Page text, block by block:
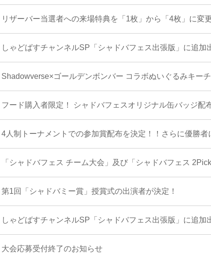
リザーバー当選者への来場特典を「1枚」から「4枚」に変更
しゃどばすチャンネルSP「シャドバフェス出張版」に追加
Shadowverse×ゴールデンボンバー コラボぬいぐるみキー
フード購入者限定！ シャドバフェスオリジナル缶バッジ配
4人制トーナメントでの参加賞配布を決定！！さらに優勝
「シャドバフェス チーム大会」及び「シャドバフェス
第1回「シャドバミー賞」授賞式の出演者が決定！
しゃどばすチャンネルSP「シャドバフェス出張版」に追加
大会応募受付終了のお知らせ